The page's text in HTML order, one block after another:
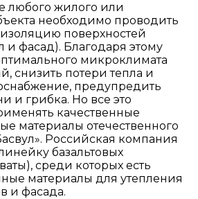
любого жилого или
необходимо проводить
поверхностей
и фасад). Благодаря этому
микроклимата
снизить потери тепла и
предупредить
и грибка. Но все это
качественные
материалы отечественного
Российская компания
базальтовых
среди которых есть
материалы для утепления
и фасада.